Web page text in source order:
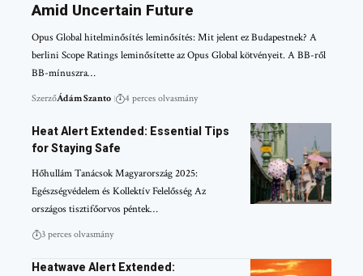
Amid Uncertain Future
Opus Global hitelminősítés leminősítés: Mit jelent ez Budapestnek? A
berlini Scope Ratings leminősítette az Opus Global kötvényeit. A BB-ről
BB-mínuszra…
SzerzőÁdám Szanto 4 perces olvasmány
Heat Alert Extended: Essential Tips
for Staying Safe
Hőhullám Tanácsok Magyarország 2025:
Egészségvédelem és Kollektív Felelősség Az
országos tisztifőorvos péntek…
3 perces olvasmány
Heatwave Alert Extended: